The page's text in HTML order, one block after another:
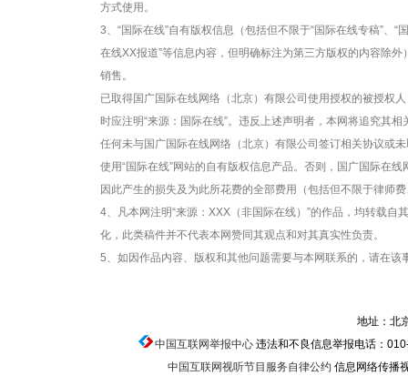
方式使用。
3、“国际在线”自有版权信息（包括但不限于“国际在线专稿”、“
在线XX报道”等信息内容，但明确标注为第三方版权的内容除
销售。
已取得国广国际在线网络（北京）有限公司使用授权的被授权
时应注明“来源：国际在线”。违反上述声明者，本网将追究其相
任何未与国广国际在线网络（北京）有限公司签订相关协议或
使用“国际在线”网站的自有版权信息产品。否则，国广国际在
因此产生的损失及为此所花费的全部费用（包括但不限于律师
4、凡本网注明“来源：XXX（非国际在线）”的作品，均转载自
化，此类稿件并不代表本网赞同其观点和对其真实性负责。
5、如因作品内容、版权和其他问题需要与本网联系的，请在该
地址：北
中国互联网举报中心违法和不良信息举报电话：
中国互联网视听节目服务自律公约 信息网络传播